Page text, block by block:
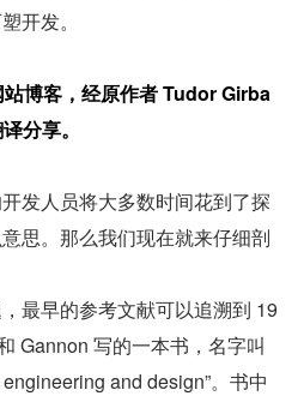
开发。
博客，经原作者 Tudor Girba
分享。
发人员将大多数时间花到了探
思。那么我们现在就来仔细剖
最早的参考文献可以追溯到 19
Gannon 写的一本书，名字叫
and design”。书中